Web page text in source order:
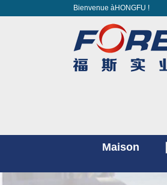
Bienvenue àHONGFU !
Maison